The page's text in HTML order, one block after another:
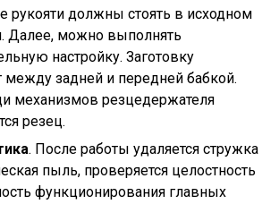
рукояти должны стоять в исходном
Далее, можно выполнять
настройку. Заготовку
задней и передней бабкой.
механизмов резцедержателя
резец.
. После работы удаляется стружка
пыль, проверяется целостность
функционирования главных